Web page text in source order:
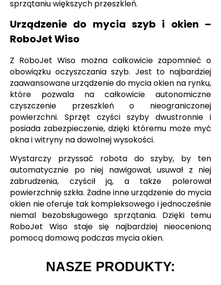
sprzątaniu większych przeszkleń.
Urządzenie do mycia szyb i okien –
RoboJet Wiso
Z RoboJet Wiso można całkowicie zapomnieć o
obowiązku oczyszczania szyb. Jest to najbardziej
zaawansowane urządzenie do mycia okien na rynku,
które pozwala na całkowicie autonomiczne
czyszczenie przeszkleń o nieograniczonej
powierzchni. Sprzęt czyści szyby dwustronnie i
posiada zabezpieczenie, dzięki któremu może myć
okna i witryny na dowolnej wysokości.
Wystarczy przyssać robota do szyby, by ten
automatycznie po niej nawigował, usuwał z niej
zabrudzenia, czyścił ją, a także polerował
powierzchnię szkła. Żadne inne urządzenie do mycia
okien nie oferuje tak kompleksowego i jednocześnie
niemal bezobsługowego sprzątania. Dzięki temu
RoboJet Wiso staje się najbardziej nieocenioną
pomocą domową podczas mycia okien.
NASZE PRODUKTY: